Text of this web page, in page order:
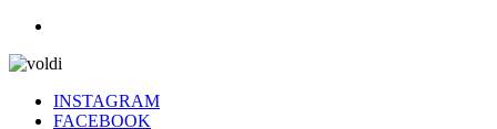
INSTAGRAM
FACEBOOK